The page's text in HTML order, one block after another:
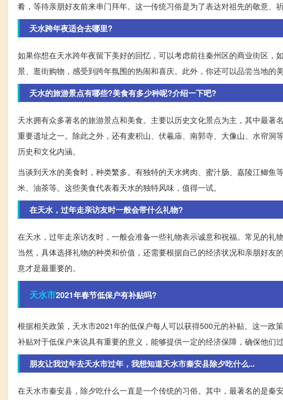
肴，等待亲朋好友前来串门拜年。这一传统习俗是为了表达对祖先的敬意、
天水跨年夜适合去哪里?
如果你想在天水跨年夜留下美好的回忆，可以考虑前往秦州区的商业街区，
景、逛街购物，感受到跨年氛围的热闹和喜庆。此外，你还可以品尝当地的
天水的旅游景点有哪些?美食有多少种呢?介绍一下吧?
天水拥有众多著名的旅游景点和美食。主要以历史文化景点为主，其中最著
重要遗址之一。除此之外，还有麦积山、伏羲庙、南郭寺、大像山、水帘洞
历史和文化内涵。
当谈到天水的美食时，种类繁多。有独特的天水烤肉、蜜汁肠、嘉陵江鲫
米、油茶等。这些美食代表着天水的独特风味，值得一试。
在天水，过年走亲访友时一般会带什么礼物?
在天水，过年走亲访友时，一般会准备一些礼物表示诚意和祝福。常见的礼
当然，具体选择礼物的种类和价值，还需要根据自己的经济状况和亲朋好友
意才是最重要的。
天水市2021年春节低保户有补贴吗?
根据相关政策，天水市2021年的低保户每人可以获得500元的补贴。这一政
补贴对于低保户来说具有重要的意义，能够提供一定的经济保障，确保他们
朋友让我过年去天水市过年，我想知道天水市秦安县除夕吃什么...
在天水市秦安县，除夕吃什么一直是一个传统的习俗。其中，最著名的是秦